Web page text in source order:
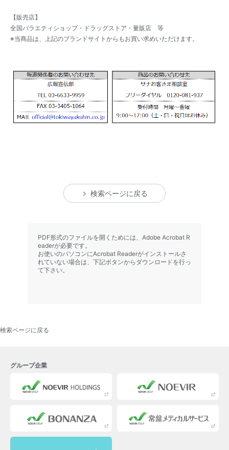
【販売店】
全国バラエティショップ・ドラッグストア・量販店 等
※当商品は、上記のブランドサイトからもお買い求めいただけます。
検索ページに戻る
PDF形式のファイルを開くためには、Adobe Acrobat R
eaderが必要です。
お使いのパソコンにAcrobat Readerがインストールさ
れていない場合は、下記ボタンからダウンロードを行っ
て下さい。
検索ページに戻る
グループ企業